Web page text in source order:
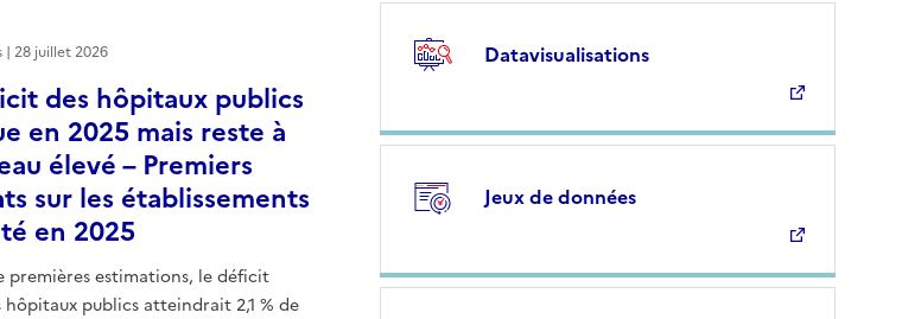
des hôpitaux publics
en 2025 mais reste à
élevé – Premiers
sur les établissements
en 2025
premières estimations, le déficit
hôpitaux publics atteindrait 2,1 % de
| 28 juillet 2026 Datavisualisations
Jeux de données